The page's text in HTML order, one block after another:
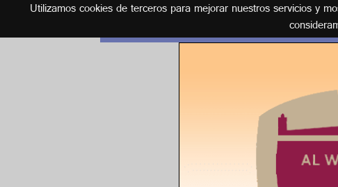
Utilizamos cookies de terceros para mejorar nuestros servicios y
Español